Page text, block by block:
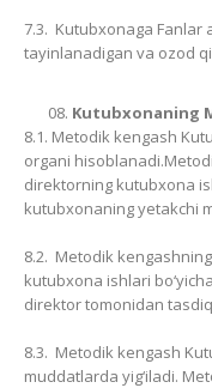
7.3. Kutubxonaga Fanlar
tayinlanadigan va ozod
Kutubxonaning
8.1. Metodik kengash
organi
direktorning kutubxona
kutubxonaning yetakchi
8.2. Metodik
kutubxona ishlari
direktor tomonidan
8.3. Metodik kengash
muddatlarda yig‘iladi.